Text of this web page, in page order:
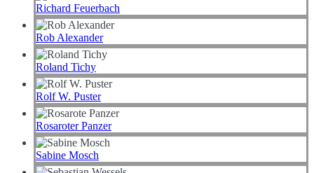
Richard Feuerbach
Rob Alexander
Roland Tichy
Rolf W. Puster
Rosaroter Panzer
Sabine Mosch